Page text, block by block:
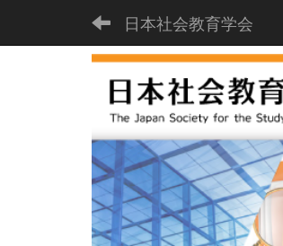
日本社会教育学会